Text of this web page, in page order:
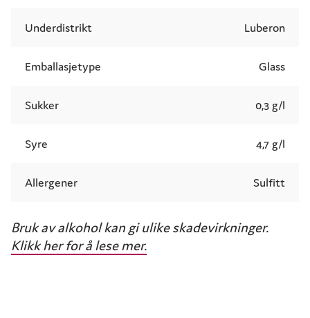
Underdistrikt Luberon
Emballasjetype Glass
Sukker 0,3 g/l
Syre 4,7 g/l
Allergener Sulfitt
Bruk av alkohol kan gi ulike skadevirkninger.
Klikk her for å lese mer.